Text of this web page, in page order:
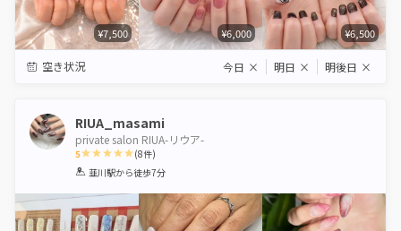
¥7,500 ¥6,000 ¥6,500
空き状況 今日 × 明日 × 明後日 ×
RIUA_masami
private salon RIUA-リウア-
5
1 2 3 4 5
(8件)
韮川駅から徒歩7分